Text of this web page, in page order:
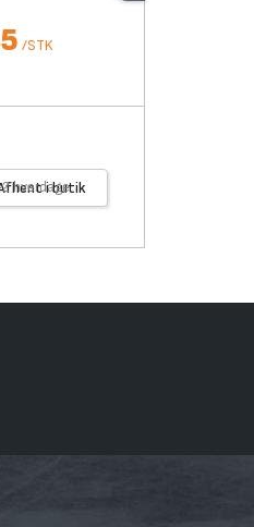
/STK
i butik
hverdage